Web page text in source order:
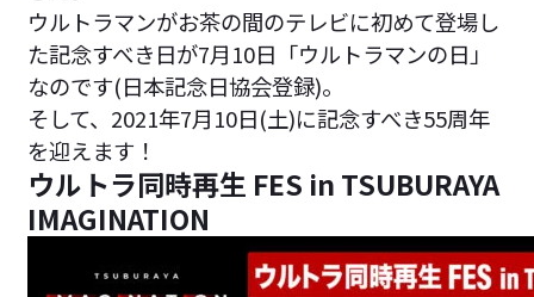
ウルトラマンがお茶の間のテレビに初めて登場し
た記念すべき日が7月10日「ウルトラマンの日」
なのです(日本記念日協会登録)。
そして、2021年7月10日(土)に記念すべき55周年
を迎えます！
ウルトラ同時再生 FES in TSUBURAYA
IMAGINATION